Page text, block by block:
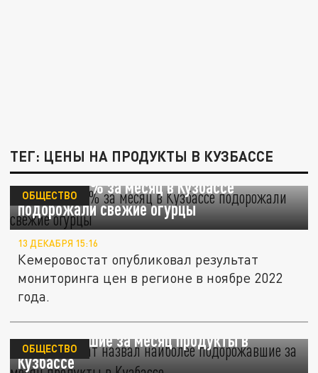
ТЕГ: ЦЕНЫ НА ПРОДУКТЫ В КУЗБАССЕ
Почти на 40% за месяц в Кузбассе
подорожали свежие огурцы
ОБЩЕСТВО
13 ДЕКАБРЯ 15:16
Кемеровостат опубликовал результат
мониторинга цен в регионе в ноябре 2022
года.
Кемеровостат назвал наиболее
подорожавшие за месяц продукты в
Кузбассе
ОБЩЕСТВО